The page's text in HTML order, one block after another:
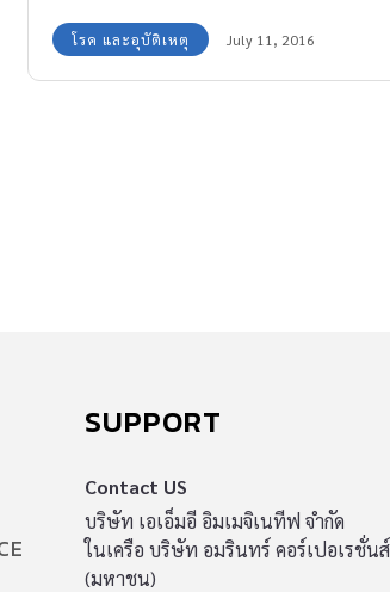
โรค และอุบัติเหตุ July 11, 2016
SUPPORT
Contact US
บริษัท เอเอ็มอี อิมเมจิเนทีฟ จำกัด
ในเครือ บริษัท อมรินทร์ คอร์เปอเรชั่น
(มหาชน)